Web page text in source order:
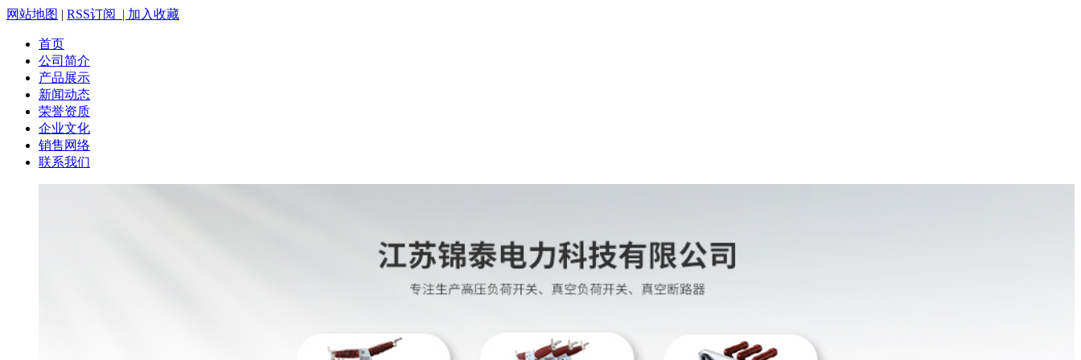
网站地图 | RSS订阅 | 加入收藏
首页
公司简介
产品展示
新闻动态
荣誉资质
企业文化
销售网络
联系我们